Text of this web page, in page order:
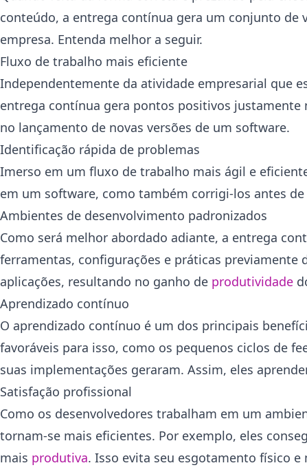
conteúdo, a entrega contínua gera um conjunto de
empresa. Entenda melhor a seguir.
Fluxo de trabalho mais eficiente
Independentemente da atividade empresarial que
entrega contínua gera pontos positivos
no lançamento de novas versões de um software.
Identificação rápida de problemas
Imerso em um fluxo de trabalho mais ágil e
em um software, como também corrigi-los antes
Ambientes de desenvolvimento padronizados
Como será melhor abordado adiante, a entrega
ferramentas, configurações e práticas
aplicações, resultando no ganho de produtividade
Aprendizado contínuo
O aprendizado contínuo é um dos principais
favoráveis para isso, como os pequenos ciclos de
suas implementações geraram. Assim, eles
Satisfação profissional
Como os desenvolvedores trabalham em um
tornam-se mais eficientes. Por exemplo, eles
mais produtiva. Isso evita seu esgotamento físico